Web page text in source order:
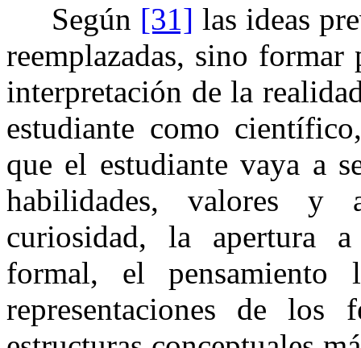
Según [31] las ideas
reemplazadas, sino
interpretación de la
estudiante como
que el estudiante vaya a
habilidades, valores y
curiosidad, la apertura
formal, el
representaciones de los